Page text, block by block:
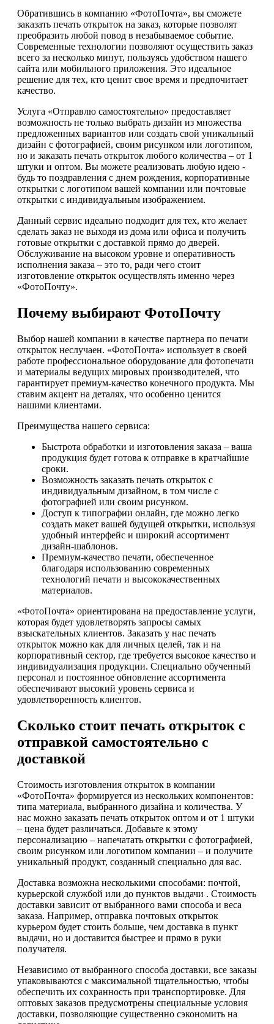
Обратившись в компанию «ФотоПочта», вы сможете
заказать печать открыток на заказ, которые позволят
преобразить любой повод в незабываемое событие.
Современные технологии позволяют осуществить заказ
всего за несколько минут, пользуясь удобством нашего
сайта или мобильного приложения. Это идеальное
решение для тех, кто ценит свое время и предпочитает
качество.
Услуга «Отправлю самостоятельно» предоставляет
возможность не только выбрать дизайн из множества
предложенных вариантов или создать свой уникальный
дизайн с фотографией, своим рисунком или логотипом,
но и заказать печать открыток любого количества – от 1
штуки и оптом. Вы можете реализовать любую идею -
будь то поздравления с днем рождения, корпоративные
открытки с логотипом вашей компании или почтовые
открытки с индивидуальным изображением.
Данный сервис идеально подходит для тех, кто желает
сделать заказ не выходя из дома или офиса и получить
готовые открытки с доставкой прямо до дверей.
Обслуживание на высоком уровне и оперативность
исполнения заказа – это то, ради чего стоит
изготовление открыток осуществлять именно через
«ФотоПочту».
Почему выбирают ФотоПочту
Выбор нашей компании в качестве партнера по печати
открыток неслучаен. «ФотоПочта» использует в своей
работе профессиональное оборудование для фотопечати
и материалы ведущих мировых производителей, что
гарантирует премиум-качество конечного продукта. Мы
ставим акцент на деталях, что особенно ценится
нашими клиентами.
Преимущества нашего сервиса:
Быстрота обработки и изготовления заказа – ваша
продукция будет готова к отправке в кратчайшие
сроки.
Возможность заказать печать открыток с
индивидуальным дизайном, в том числе с
фотографией или своим рисунком.
Доступ к типографии онлайн, где можно легко
создать макет вашей будущей открытки, используя
удобный интерфейс и широкий ассортимент
дизайн-шаблонов.
Премиум-качество печати, обеспеченное
благодаря использованию современных
технологий печати и высококачественных
материалов.
«ФотоПочта» ориентирована на предоставление услуги,
которая будет удовлетворять запросы самых
взыскательных клиентов. Заказать у нас печать
открыток можно как для личных целей, так и на
корпоративный сектор, где требуется высокое качество и
индивидуализация продукции. Специально обученный
персонал и постоянное обновление ассортимента
обеспечивают высокий уровень сервиса и
удовлетворенность клиентов.
Сколько стоит печать открыток с
отправкой самостоятельно с
доставкой
Стоимость изготовления открыток в компании
«ФотоПочта» формируется из нескольких компонентов:
типа материала, выбранного дизайна и количества. У
нас можно заказать печать открыток оптом и от 1 штуки
– цена будет различаться. Добавьте к этому
персонализацию – напечатать открытки с фотографией,
своим рисунком или логотипом компании – и получите
уникальный продукт, созданный специально для вас.
Доставка возможна несколькими способами: почтой,
курьерской службой или до пунктов выдачи . Стоимость
доставки зависит от выбранного вами способа и веса
заказа. Например, отправка почтовых открыток
курьером будет стоить больше, чем доставка в пункт
выдачи, но и доставится быстрее и прямо в руки
получателя.
Независимо от выбранного способа доставки, все заказы
упаковываются с максимальной тщательностью, чтобы
обеспечить их сохранность при транспортировке. Для
оптовых заказов предусмотрены специальные условия
доставки, позволяющие существенно сэкономить на